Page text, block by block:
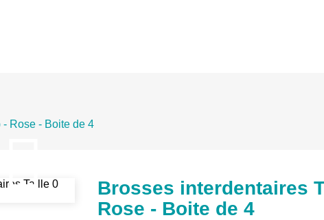
Rose - Boite de 4

Brosses interdentaires
Rose - Boite de 4